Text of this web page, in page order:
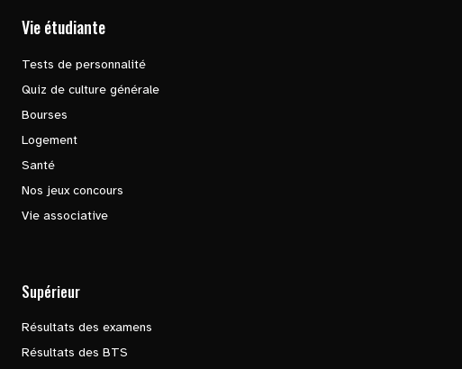
Vie étudiante
Tests de personnalité
Quiz de culture générale
Bourses
Logement
Santé
Nos jeux concours
Vie associative
Supérieur
Résultats des examens
Résultats des BTS